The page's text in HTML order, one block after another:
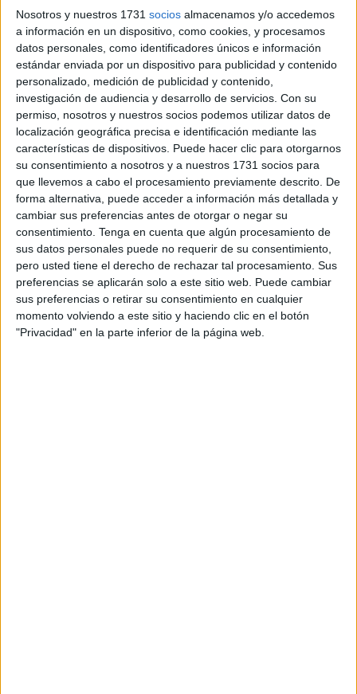
Nosotros y nuestros 1731 socios almacenamos y/o accedemos
a información en un dispositivo, como cookies, y procesamos
datos personales, como identificadores únicos e información
estándar enviada por un dispositivo para publicidad y contenido
personalizado, medición de publicidad y contenido,
investigación de audiencia y desarrollo de servicios. Con su
permiso, nosotros y nuestros socios podemos utilizar datos de
localización geográfica precisa e identificación mediante las
características de dispositivos. Puede hacer clic para otorgarnos
su consentimiento a nosotros y a nuestros 1731 socios para
que llevemos a cabo el procesamiento previamente descrito. De
forma alternativa, puede acceder a información más detallada y
cambiar sus preferencias antes de otorgar o negar su
consentimiento. Tenga en cuenta que algún procesamiento de
sus datos personales puede no requerir de su consentimiento,
pero usted tiene el derecho de rechazar tal procesamiento. Sus
preferencias se aplicarán solo a este sitio web. Puede cambiar
sus preferencias o retirar su consentimiento en cualquier
momento volviendo a este sitio y haciendo clic en el botón
"Privacidad" en la parte inferior de la página web.
un lugar
donde
aprender
contenidos académicos: es un espacio en el que los
alumnos pasan gran parte de su día, conviven con sus
compañeros y viven experiencias emocionales intensas.
Por ello, es fundamental que la clase se convierta en un
entorno seguro, acogedor y respetuoso, donde cada
estudiante se […]
Publicado en: Decoración Educación Emocional,
Inicio de
curso
Etiquetado como: ambiente seguro
motivadores,DECORA TU AULA,Decoración,educación
emocional, espacio seguro,inteligencia emocional,para
profesores y maestros